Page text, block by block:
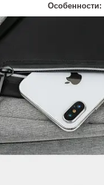
Особенности: